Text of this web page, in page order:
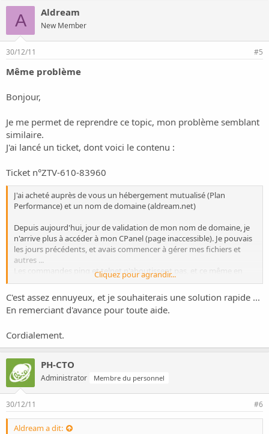
A Aldream
New Member
30/12/11 #5
Même problème
Bonjour,
Je me permet de reprendre ce topic, mon problème semblant
similaire.
J'ai lancé un ticket, dont voici le contenu :
Ticket n°ZTV-610-83960
J'ai acheté auprès de vous un hébergement mutualisé (Plan
Performance) et un nom de domaine (aldream.net)
Depuis aujourd'hui, jour de validation de mon nom de domaine, je
n'arrive plus à accéder à mon CPanel (page inaccessible). Je pouvais
les jours précédents, et avais commencer à gérer mes fichiers et
autres ...
Les commandes ping et telnet n'aboutissent pas, et ce même en
fermant firewall & antivirus ... Je suppose donc que cela ne vient pas
de ports bloqués (2083) ...
J'ai ce même problème pour la plupart des services : webmail, ftp
(hote: ftp.aldream.net:21, login & mot de passe associés).
Auriez-vous une explication ? une démarche à suivre ?
En vous remerciant d'avance.
Cordialement
Cliquez pour agrandir...
C'est assez ennuyeux, et je souhaiterais une solution rapide ...
En remerciant d'avance pour toute aide.
Cordialement.
PH-CTO
Administrator Membre du personnel
30/12/11 #6
Aldream a dit: